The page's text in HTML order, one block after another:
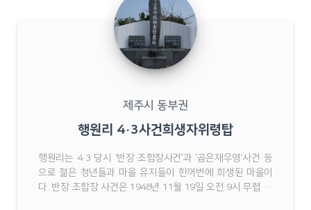
제주시 동부권
행원리 4·3사건희생자위령탑
행원리는 4·3 당시 ‘반장·조합장사건’과 ‘곱은재우영’사건 등
으로 젊은 청년들과 마을 유지들이 한꺼번에 희생된 마을이
다. 반장·조합장 사건은 1948년 11월 19일 오전 9시 무렵 제